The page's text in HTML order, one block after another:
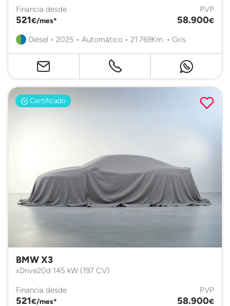
Financia desde
521€/mes*
PVP
58.900€
Diésel • 2025 • Automático • 21.769Km. • Gris
Certificado
BMW X3
xDrive20d 145 kW (197 CV)
Financia desde
521€/mes*
PVP
58.900€